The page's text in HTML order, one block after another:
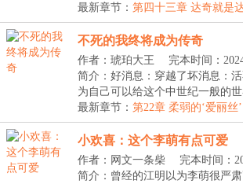
了，自...
最新章节： 第四十三章 达奇就是
不死的我终将成为传奇
作者：琥珀大王
完本时间：
简介：好消息：穿越了坏消息：
为自己可以给这个中世纪一般的
一...
最新章节： 第22章 柔弱的‘爱丽丝’
小欢喜：这个李萌有点可爱
作者：网文一条柴
完本时间：
简介：曾经的江明以为李萌很严